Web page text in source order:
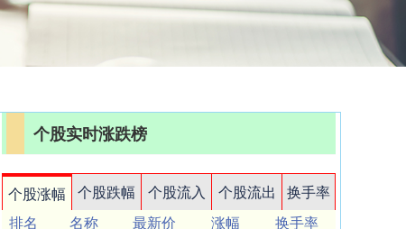
个股实时涨跌榜
个股涨幅 个股跌幅 个股流入 个股流出
换手率
排名
名称 最新价 涨幅
换手率